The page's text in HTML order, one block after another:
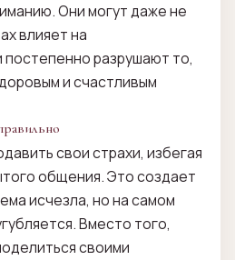
Они могут даже не
влияет на
разрушают то,
и счастливым
свои страхи, избегая
общения. Это создает
исчезла, но на самом
Вместо того,
своими